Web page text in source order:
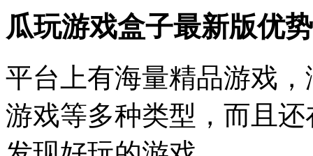
瓜玩游戏盒子最新版优势
平台上有海量精品游戏
游戏等多种类型，而且